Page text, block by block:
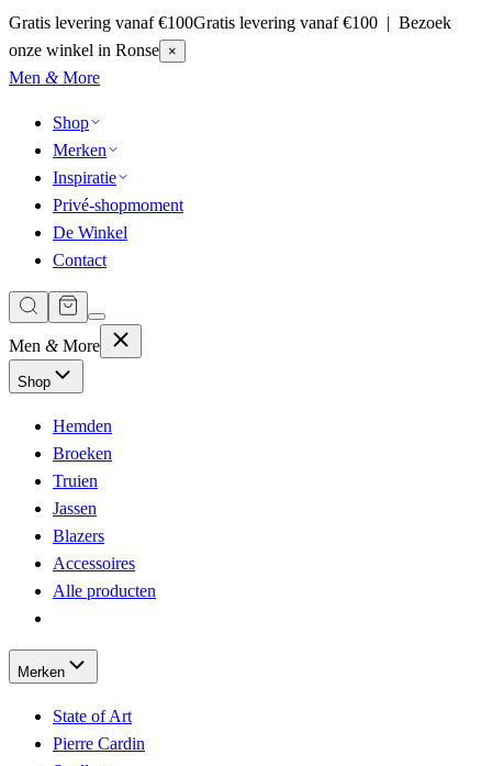
Gratis levering vanaf €100Gratis levering vanaf €100 | Bezoek
onze winkel in Ronse ×
Men &More
Shop
Merken
Inspiratie
Privé-shopmoment
De Winkel
Contact
Men &More
Shop
Hemden
Broeken
Truien
Jassen
Blazers
Accessoires
Alle producten
Merken
State of Art
Pierre Cardin